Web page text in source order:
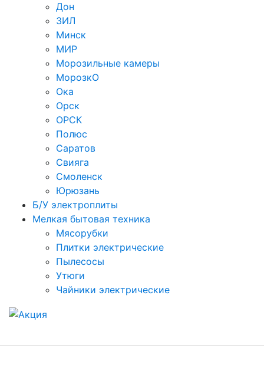
Дон
ЗИЛ
Минск
МИР
Морозильные камеры
МорозкО
Ока
Орск
ОРСК
Полюс
Саратов
Свияга
Смоленск
Юрюзань
Б/У электроплиты
Мелкая бытовая техника
Мясорубки
Плитки электрические
Пылесосы
Утюги
Чайники электрические